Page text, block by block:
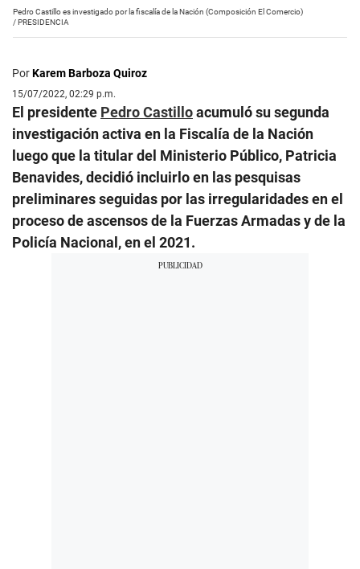
Pedro Castillo es investigado por la fiscalía de la Nación (Composición El Comercio)
/ PRESIDENCIA
PorKarem Barboza Quiroz
15/07/2022, 02:29 p.m.
El presidente Pedro Castilloacumuló su segunda
investigación activa en la Fiscalía de la Nación
luego que la titular del Ministerio Público, Patricia
Benavides, decidió incluirlo en las pesquisas
preliminares seguidas por las irregularidades en el
proceso de ascensos de la Fuerzas Armadas y de la
Policía Nacional, en el 2021.